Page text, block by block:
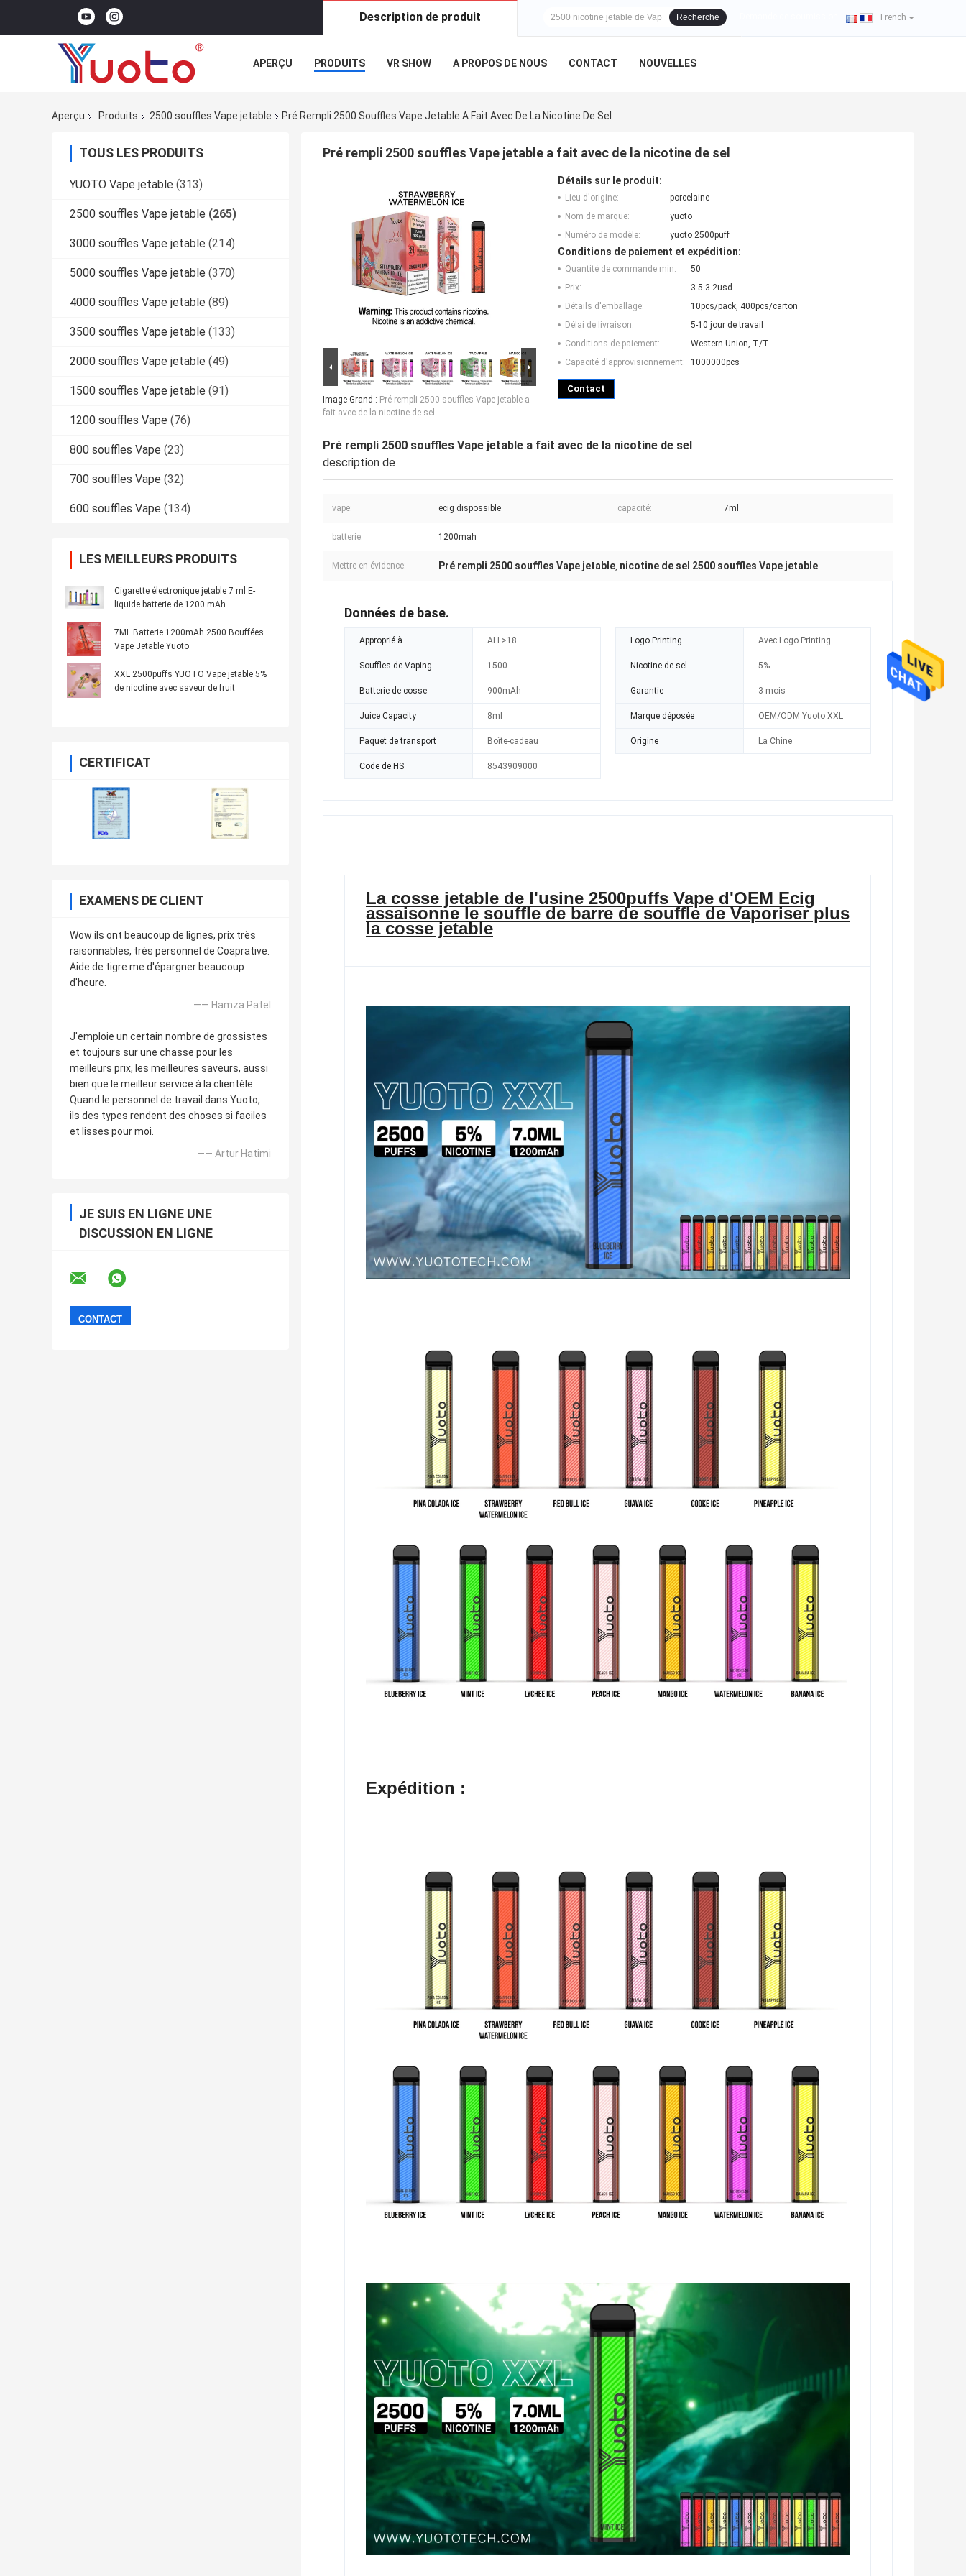
French
|
Recherche
APERÇU PRODUITS VR SHOW A PROPOS DE NOUS CONTACT NOUVELLES
Aperçu Produits 2500 souffles Vape jetable Pré Rempli 2500 Souffles Vape Jetable A Fait Avec De La Nicotine De Sel
TOUS LES PRODUITS
YUOTO Vape jetable (313)
2500 souffles Vape jetable (265)
3000 souffles Vape jetable (214)
5000 souffles Vape jetable (370)
4000 souffles Vape jetable (89)
3500 souffles Vape jetable (133)
2000 souffles Vape jetable (49)
1500 souffles Vape jetable (91)
1200 souffles Vape (76)
800 souffles Vape (23)
700 souffles Vape (32)
600 souffles Vape (134)
LES MEILLEURS PRODUITS
Cigarette électronique jetable 7 ml E-
liquide batterie de 1200 mAh
7ML Batterie 1200mAh 2500 Bouffées
Vape Jetable Yuoto
XXL 2500puffs YUOTO Vape jetable 5%
de nicotine avec saveur de fruit
CERTIFICAT
EXAMENS DE CLIENT
Wow ils ont beaucoup de lignes, prix très
raisonnables, très personnel de Coaprative.
Aide de tigre me d'épargner beaucoup
d'heure.
—— Hamza Patel
J'emploie un certain nombre de grossistes
et toujours sur une chasse pour les
meilleurs prix, les meilleures saveurs, aussi
bien que le meilleur service à la clientèle.
Quand le personnel de travail dans Yuoto,
ils des types rendent des choses si faciles
et lisses pour moi.
—— Artur Hatimi
JE SUIS EN LIGNE UNE
DISCUSSION EN LIGNE
Pré rempli 2500 souffles Vape jetable a fait avec de la nicotine de sel
Image Grand : Pré rempli 2500 souffles Vape jetable a
fait avec de la nicotine de sel
Détails sur le produit:
Lieu d'origine:
porcelaine
Nom de marque:
yuoto
Numéro de modèle:
yuoto 2500puff
Conditions de paiement et expédition:
Quantité de commande min:
50
Prix:
3.5-3.2usd
Détails d'emballage:
10pcs/pack, 400pcs/carton
Délai de livraison:
5-10 jour de travail
Conditions de paiement:
Western Union, T/T
Capacité d'approvisionnement:
1000000pcs
Contact
Pré rempli 2500 souffles Vape jetable a fait avec de la nicotine de sel
description de
vape: ecig dispossible capacité: 7ml
batterie: 1200mah
Mettre en évidence: Pré rempli 2500 souffles Vape jetable, nicotine de sel 2500 souffles Vape jetable
Données de base.
Approprié à ALL>18 Logo Printing Avec Logo Printing
Souffles de Vaping 1500 Nicotine de sel 5%
Batterie de cosse 900mAh Garantie 3 mois
Juice Capacity 8ml Marque déposée OEM/ODM Yuoto XXL
Paquet de transport Boîte-cadeau Origine La Chine
Code de HS 8543909000
Description de produit Question et réponse de client
La cosse jetable de l'usine 2500puffs Vape d'OEM Ecig
assaisonne le souffle de barre de souffle de Vaporiser plus
la cosse jetable
Expédition :